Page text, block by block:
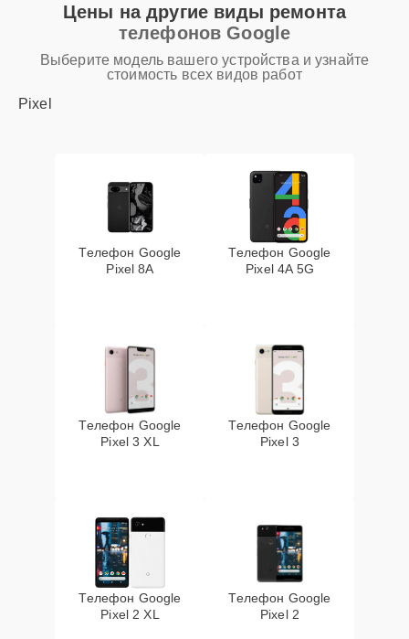
Цены на другие виды ремонта
телефонов Google
Выберите модель вашего устройства и узнайте
стоимость всех видов работ
Pixel
Телефон Google
Pixel 8A
Телефон Google
Pixel 4A 5G
Телефон Google
Pixel 3 XL
Телефон Google
Pixel 3
Телефон Google
Pixel 2 XL
Телефон Google
Pixel 2